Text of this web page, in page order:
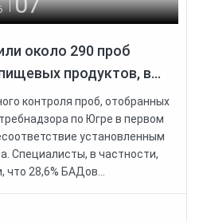
около 290 проб
продуктов, в...
контроля проб, отобранных
по Югре в первом
установленным
Специалисты, в частности,
что 28,6% БАДов...